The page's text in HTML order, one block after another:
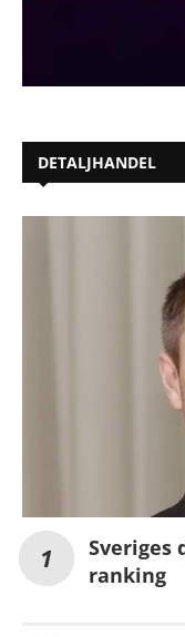
DETALJHANDEL
Sveriges
ranking